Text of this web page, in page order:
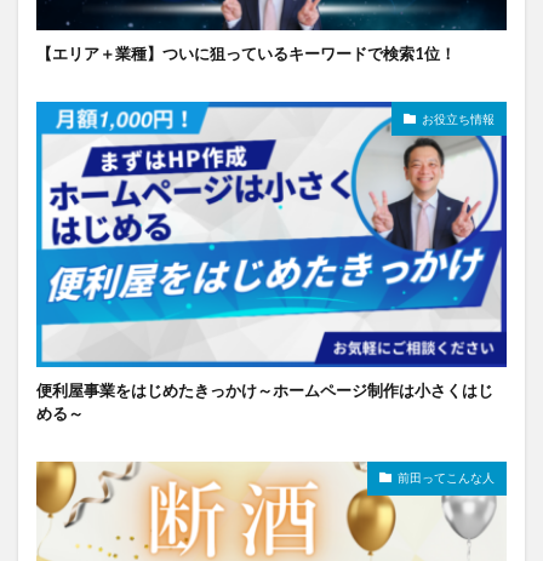
【エリア＋業種】ついに狙っているキーワードで検索1位！
お役立ち情報
便利屋事業をはじめたきっかけ～ホームページ制作は小さくはじ
める～
前田ってこんな人